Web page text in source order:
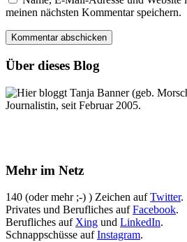
meinen nächsten Kommentar speichern.
Über dieses Blog
Hier bloggt Tanja Banner (geb.
Journalistin, seit Februar 2005.
Mehr im Netz
140 (oder mehr ;-) ) Zeichen aufTwitter.
Privates und Berufliches aufFacebook.
Berufliches auf Xing und LinkedIn.
Schnappschüsse aufInstagram.